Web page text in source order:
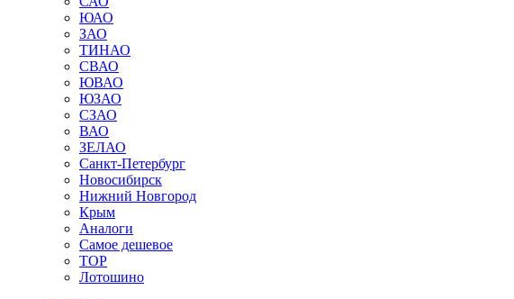
ЮАО
ЗАО
ТИНАО
СВАО
ЮВАО
ЮЗАО
СЗАО
ВАО
ЗЕЛАО
Санкт-Петербург
Новосибирск
Нижний Новгород
Крым
Аналоги
Самое дешевое
TOP
Лотошино